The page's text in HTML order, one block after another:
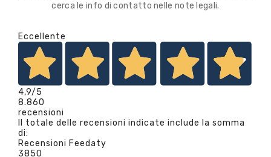
cerca le info di contatto nelle note legali.
Eccellente
4,9/5
8.860
recensioni
Il totale delle recensioni indicate include la somma
di:
Recensioni Feedaty
3850